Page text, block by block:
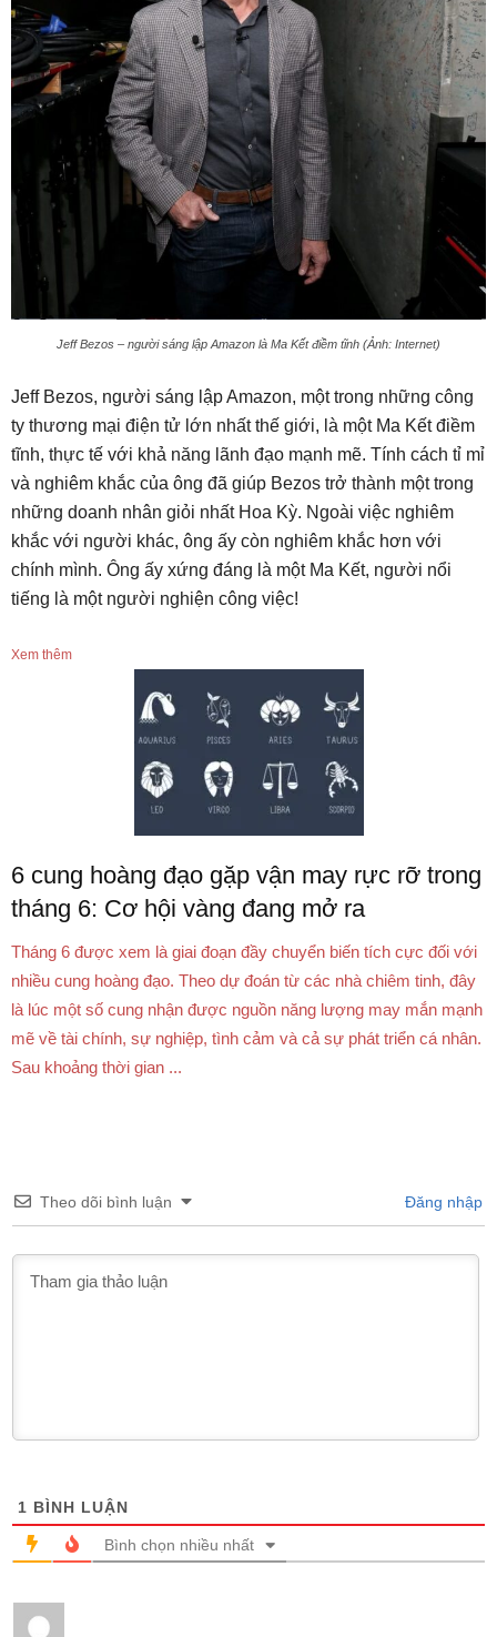
Jeff Bezos – người sáng lập Amazon là Ma Kết điềm tĩnh (Ảnh: Internet)
Jeff Bezos, người sáng lập Amazon, một trong những công
ty thương mại điện tử lớn nhất thế giới, là một Ma Kết điềm
tĩnh, thực tế với khả năng lãnh đạo mạnh mẽ. Tính cách tỉ mỉ
và nghiêm khắc của ông đã giúp Bezos trở thành một trong
những doanh nhân giỏi nhất Hoa Kỳ. Ngoài việc nghiêm
khắc với người khác, ông ấy còn nghiêm khắc hơn với
chính mình. Ông ấy xứng đáng là một Ma Kết, người nổi
tiếng là một người nghiện công việc!
Xem thêm
6 cung hoàng đạo gặp vận may rực rỡ trong
tháng 6: Cơ hội vàng đang mở ra
Tháng 6 được xem là giai đoạn đầy chuyển biến tích cực đối với
nhiều cung hoàng đạo. Theo dự đoán từ các nhà chiêm tinh, đây
là lúc một số cung nhận được nguồn năng lượng may mắn mạnh
mẽ về tài chính, sự nghiệp, tình cảm và cả sự phát triển cá nhân.
Sau khoảng thời gian ...
Theo dõi bình luận Đăng nhập
1 BÌNH LUẬN
Bình chọn nhiều nhất